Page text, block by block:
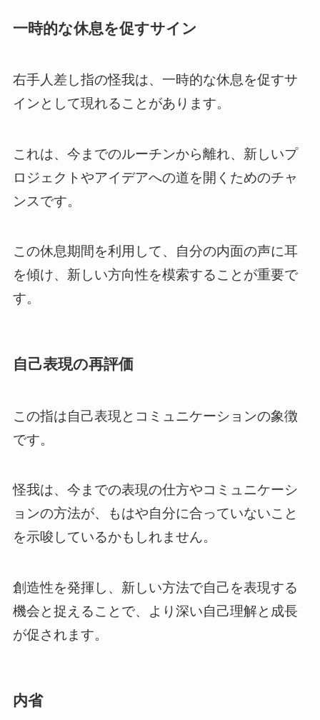
一時的な休息を促すサイン
右手人差し指の怪我は、一時的な休息を促すサ
インとして現れることがあります。
これは、今までのルーチンから離れ、新しいプ
ロジェクトやアイデアへの道を開くためのチャ
ンスです。
この休息期間を利用して、自分の内面の声に耳
を傾け、新しい方向性を模索することが重要で
す。
自己表現の再評価
この指は自己表現とコミュニケーションの象徴
です。
怪我は、今までの表現の仕方やコミュニケーシ
ョンの方法が、もはや自分に合っていないこと
を示唆しているかもしれません。
創造性を発揮し、新しい方法で自己を表現する
機会と捉えることで、より深い自己理解と成長
が促されます。
内省